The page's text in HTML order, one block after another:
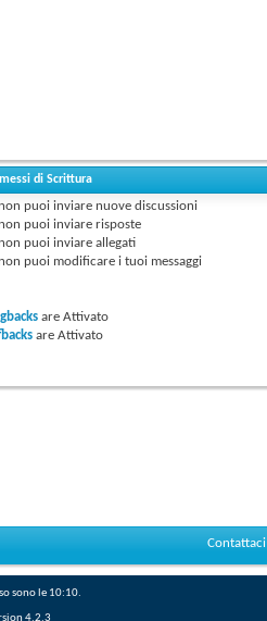
di Scrittura
non puoi inviare nuove discussioni
non puoi inviare risposte
non puoi inviare allegati
non puoi modificare i tuoi messaggi
areAttivato
areAttivato
Contattaci
sono le 10:10.